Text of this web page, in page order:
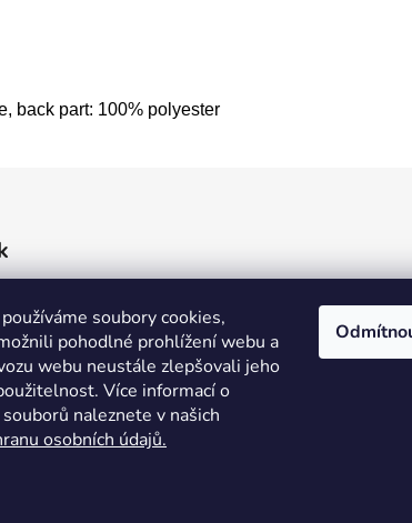
soubory cookies,
pohodlné prohlížení webu a
webu neustále zlepšovali jeho
Více informací o
naleznete v našich
osobních údajů.
back part: 100% polyester